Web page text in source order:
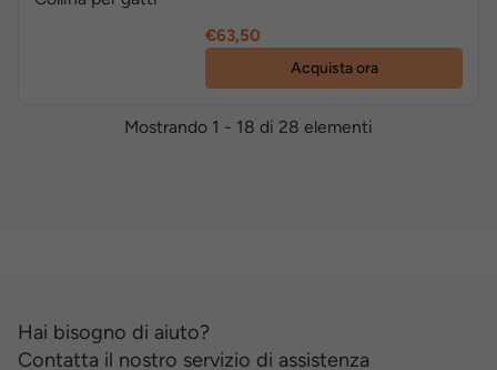
Prezzo
€63,50
Acquista ora
Mostrando 1 - 18 di 28 elementi
Hai bisogno di aiuto?
Contatta il nostro servizio di assistenza